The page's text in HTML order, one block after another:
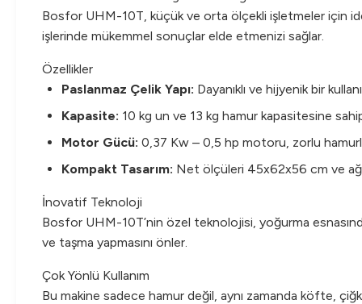
Bosfor UHM-10T, küçük ve orta ölçekli işletmeler için
işlerinde mükemmel sonuçlar elde etmenizi sağlar.
Özellikler
Paslanmaz Çelik Yapı: Dayanıklı ve hijyenik bir
Kapasite: 10 kg un ve 13 kg hamur kapasitesine
Motor Gücü: 0,37 Kw – 0,5 hp motoru, zorlu
Kompakt Tasarım: Net ölçüleri 45x62x56 cm ve
İnovatif Teknoloji
Bosfor UHM-10T’nin özel teknolojisi, yoğurma
ve taşma yapmasını önler.
Çok Yönlü Kullanım
Bu makine sadece hamur değil, aynı zamanda köfte,